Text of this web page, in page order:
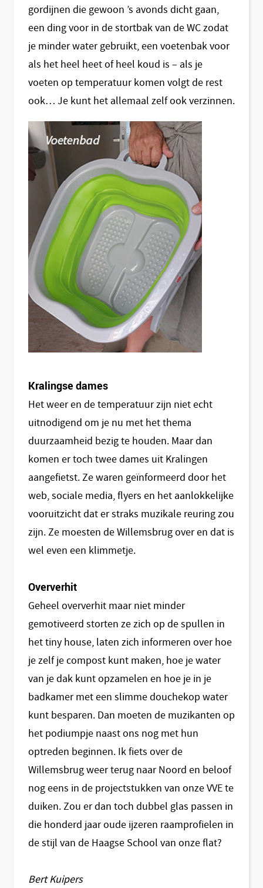
gordijnen die gewoon ’s avonds dicht gaan,
een ding voor in de stortbak van de WC zodat
je minder water gebruikt, een voetenbak voor
als het heel heet of heel koud is – als je
voeten op temperatuur komen volgt de rest
ook… Je kunt het allemaal zelf ook verzinnen.
Kralingse dames
Het weer en de temperatuur zijn niet echt
uitnodigend om je nu met het thema
duurzaamheid bezig te houden. Maar dan
komen er toch twee dames uit Kralingen
aangefietst. Ze waren geïnformeerd door het
web, sociale media, flyers en het aanlokkelijke
vooruitzicht dat er straks muzikale reuring zou
zijn. Ze moesten de Willemsbrug over en dat is
wel even een klimmetje.
Oververhit
Geheel oververhit maar niet minder
gemotiveerd storten ze zich op de spullen in
het tiny house, laten zich informeren over hoe
je zelf je compost kunt maken, hoe je water
van je dak kunt opzamelen en hoe je in je
badkamer met een slimme douchekop water
kunt besparen. Dan moeten de muzikanten op
het podiumpje naast ons nog met hun
optreden beginnen. Ik fiets over de
Willemsbrug weer terug naar Noord en beloof
nog eens in de projectstukken van onze VVE te
duiken. Zou er dan toch dubbel glas passen in
die honderd jaar oude ijzeren raamprofielen in
de stijl van de Haagse School van onze flat?
Bert Kuipers